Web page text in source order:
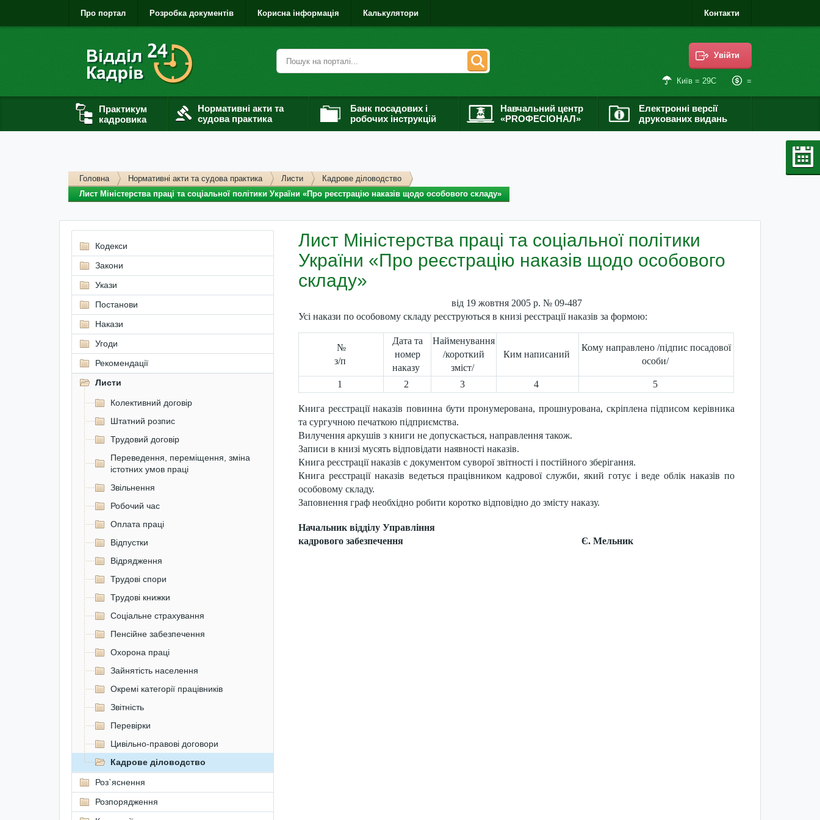
Про портал Розробка документів Корисна інформація Калькулятори Контакти
Увійти
Київ = 29С =
Практикум
кадровика
Нормативні акти та
судова практика
Банк посадових і
робочих інструкцій
Навчальний центр
«PROФЕСІОНАЛ»
Електронні версії
друкованих видань
Головна Нормативні акти та судова практика Листи
Кадрове діловодство
Лист Міністерства праці та соціальної політики України «Про реєстрацію наказів щодо особового складу»
Лист Міністерства праці та соціальної політики
України «Про реєстрацію наказів щодо особового
складу»
від 19 жовтня 2005 р. № 09-487
Усі накази по особовому складу реєструються в книзі реєстрації наказів за формою:
№
з/п
Дата та
номер
наказу
Найменування
/короткий
зміст/
Ким написаний
Кому направлено /підпис посадової
особи/
1 2 3 4 5
Книга реєстрації наказів повинна бути пронумерована, прошнурована, скріплена підписом керівника
та сургучною печаткою підприємства.
Вилучення аркушів з книги не допускається, направлення також.
Записи в книзі мусять відповідати наявності наказів.
Книга реєстрації наказів є документом суворої звітності і постійного зберігання.
Книга реєстрації наказів ведеться працівником кадрової служби, який готує і веде облік наказів по
особовому складу.
Заповнення граф необхідно робити коротко відповідно до змісту наказу.
Начальник відділу Управління
кадрового забезпечення Є. Мельник
Кодекси
Закони
Укази
Постанови
Накази
Угоди
Рекомендації
Листи
Колективний договір
Штатний розпис
Трудовий договір
Переведення, переміщення, зміна
істотних умов праці
Звільнення
Робочий час
Оплата праці
Відпустки
Відрядження
Трудові спори
Трудові книжки
Соціальне страхування
Пенсійне забезпечення
Охорона праці
Зайнятість населення
Окремі категорії працівників
Звітність
Перевірки
Цивільно-правові договори
Кадрове діловодство
Роз`яснення
Розпорядження